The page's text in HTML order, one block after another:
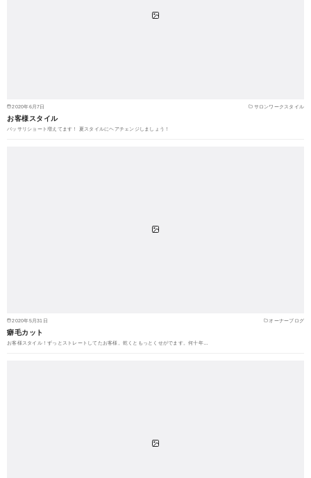
2020年6月7日 サロンワークスタイル
お客様スタイル
バッサリショート増えてます！ 夏スタイルにヘアチェンジしましょう！
2020年5月31日 オーナーブログ
癖毛カット
お客様スタイル！ずっとストレートしてたお客様。乾くともっとくせがでます。何十年…